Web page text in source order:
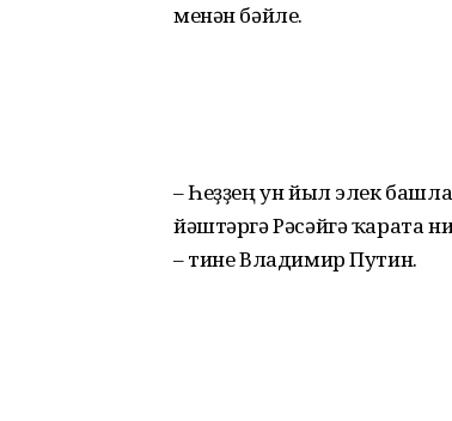
менән бәйле.
– Һеҙҙең ун йыл элек
йәштәргә Рәсәйгә ҡарата
– тине Владимир Путин.